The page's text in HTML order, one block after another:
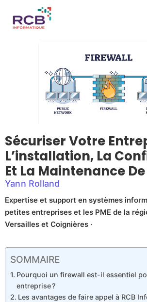
Sécuriser Votre
L’installation, La
Et La Maintenance
Yann Rolland
Expertise et support en systèmes
petites entreprises et les PME de la
Versailles et Coignières ·
SOMMAIRE
Pourquoi un firewall est-il essentiel
entreprise ?
Les avantages de faire appel à RCB